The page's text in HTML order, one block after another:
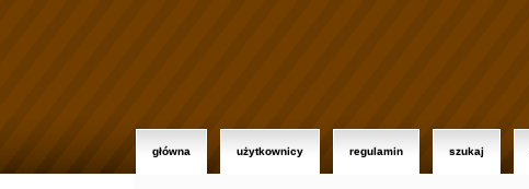
główna użytkownicy regulamin szukaj